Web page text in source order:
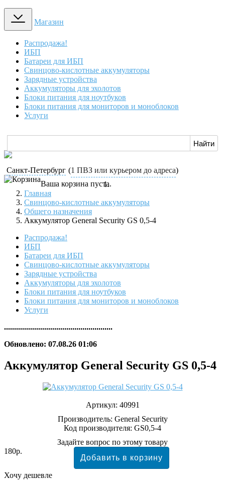
Магазин
Распродажа!
ИБП
Батареи для ИБП
Свинцово-кислотные аккумуляторы
Зарядные устройства
Аккумуляторы для эхолотов
Блоки питания для ноутбуков
Блоки питания для мониторов и моноблоков
Услуги
Санкт-Петербург (1 ПВЗ или курьером до адреса)
Ваша корзина пуста.
Главная
Свинцово-кислотные аккумуляторы
Общего назначения
Аккумулятор General Security GS 0,5-4
Распродажа!
ИБП
Батареи для ИБП
Свинцово-кислотные аккумуляторы
Зарядные устройства
Аккумуляторы для эхолотов
Блоки питания для ноутбуков
Блоки питания для мониторов и моноблоков
Услуги
......................................................
Обновлено: 07.08.26 01:06
Аккумулятор General Security GS 0,5-4
Артикул: 40991
Производитель: General Security
Код производителя: GS0,5-4
Задайте вопрос по этому товару
180р.
Хочу дешевле